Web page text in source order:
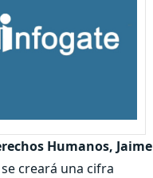
Humanos, Jaime
creará una cifra